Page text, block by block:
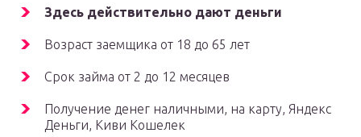
Здесь действительно дают деньги
Возраст заемщика от 18 до 65 лет
Срок займа от 2 до 12 месяцев
Получение денег наличными, на карту, Яндекс
Деньги, Киви Кошелек